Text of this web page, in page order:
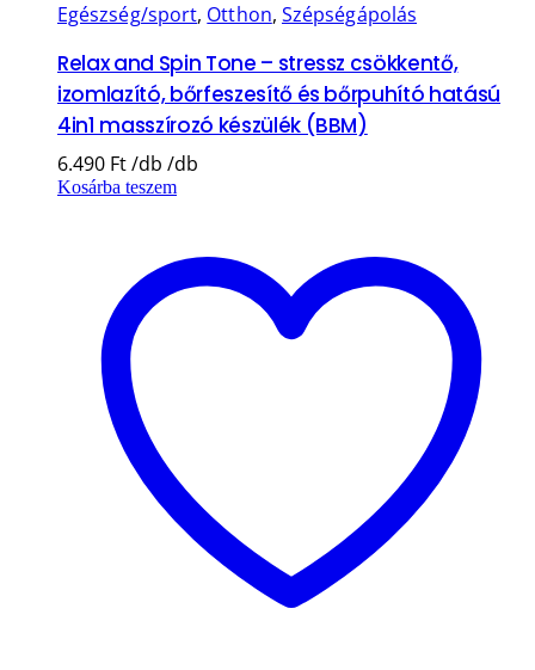
Egészség/sport, Otthon, Szépségápolás
Relax and Spin Tone – stressz csökkentő,
izomlazító, bőrfeszesítő és bőrpuhító hatású
4in1 masszírozó készülék (BBM)
6.490 Ft
Kosárba teszem